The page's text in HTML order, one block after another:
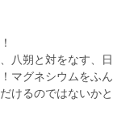
八朔と対をなす、日
マグネシウムをふん
けるのではないかと